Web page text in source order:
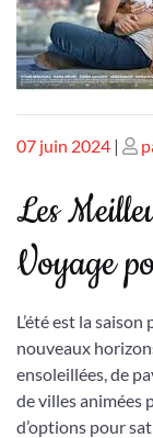
Publié
07 juin 2024 |
Les
Voyage
L’été est la
nouveaux
ensoleillées, de
de villes animées
d’options pour